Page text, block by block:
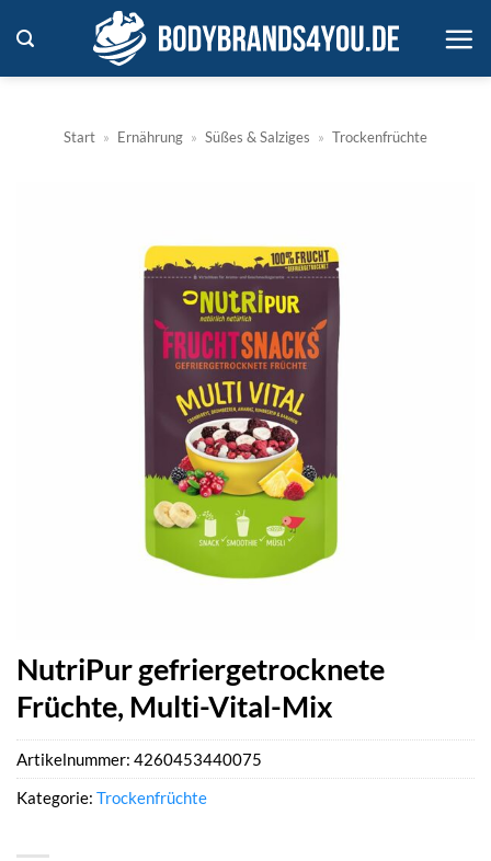
Inhalt
springen
Start » Ernährung » Süßes & Salziges » Trockenfrüchte
NutriPur gefriergetrocknete
Früchte, Multi-Vital-Mix
Artikelnummer: 4260453440075
Kategorie: Trockenfrüchte